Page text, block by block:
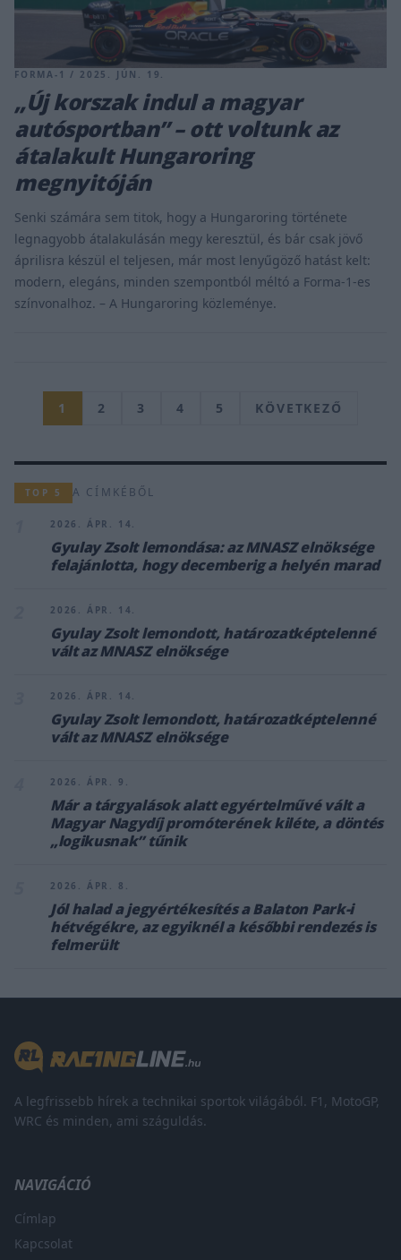
FORMA-1 / 2025. JÚN. 19.
„Új korszak indul a magyar
autósportban” – ott voltunk az
átalakult Hungaroring
megnyitóján
Senki számára sem titok, hogy a Hungaroring története
legnagyobb átalakulásán megy keresztül, és bár csak jövő
áprilisra készül el teljesen, már most lenyűgöző hatást kelt:
modern, elegáns, minden szempontból méltó a Forma-1-es
színvonalhoz. – A Hungaroring közleménye.
1 2 3 4 5 KÖVETKEZŐ
TOP 5 A CÍMKÉBŐL
2026. ÁPR. 14.
Gyulay Zsolt lemondása: az MNASZ elnöksége
felajánlotta, hogy decemberig a helyén marad
2026. ÁPR. 14.
Gyulay Zsolt lemondott, határozatképtelenné
vált az MNASZ elnöksége
2026. ÁPR. 14.
Gyulay Zsolt lemondott, határozatképtelenné
vált az MNASZ elnöksége
2026. ÁPR. 9.
Már a tárgyalások alatt egyértelművé vált a
Magyar Nagydíj promóterének kiléte, a döntés
„logikusnak” tűnik
2026. ÁPR. 8.
Jól halad a jegyértékesítés a Balaton Park-i
hétvégékre, az egyiknél a későbbi rendezés is
felmerült
A legfrissebb hírek a technikai sportok világából. F1, MotoGP,
WRC és minden, ami száguldás.
NAVIGÁCIÓ
Címlap
Kapcsolat